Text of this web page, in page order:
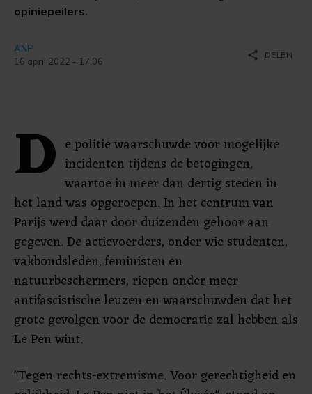
opiniepeilers.
ANP
16 april 2022 - 17:06
share DELEN
D e politie waarschuwde voor mogelijke
incidenten tijdens de betogingen,
waartoe in meer dan dertig steden in
het land was opgeroepen. In het centrum van
Parijs werd daar door duizenden gehoor aan
gegeven. De actievoerders, onder wie studenten,
vakbondsleden, feministen en
natuurbeschermers, riepen onder meer
antifascistische leuzen en waarschuwden dat het
grote gevolgen voor de democratie zal hebben als
Le Pen wint.
"Tegen rechts-extremisme. Voor gerechtigheid en